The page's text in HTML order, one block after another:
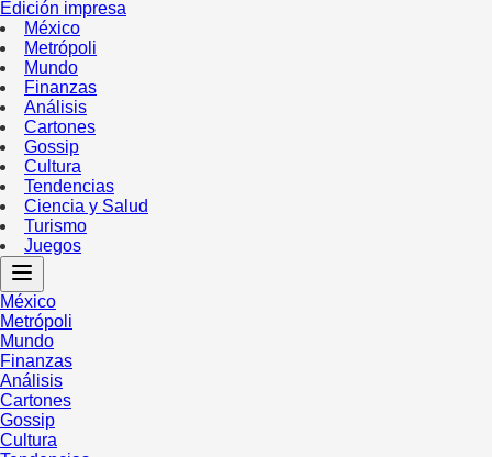
Edición impresa
México
Metrópoli
Mundo
Finanzas
Análisis
Cartones
Gossip
Cultura
Tendencias
Ciencia y Salud
Turismo
Juegos
México
Metrópoli
Mundo
Finanzas
Análisis
Cartones
Gossip
Cultura